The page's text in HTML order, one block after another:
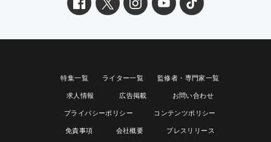
特集一覧 ライター一覧 監修者・専門家一覧
求人情報 広告掲載 お問い合わせ
プライバシーポリシー コンテンツポリシー
免責事項 会社概要 プレスリリース